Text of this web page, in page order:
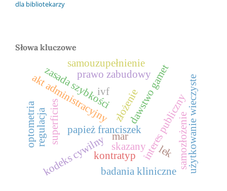
dla bibliotekarzy
Słowa kluczowe
papież franciszek
akt administracyjny
mar
ivf dawstwo gamet
interes publiczny
zasada szybkości
kodeks cywilny użytkowanie wieczyste
prawo zabudowy
superficies
samouzupełnienie
samozłożenie
złożenie
kontratyp lek
badania kliniczne
regulacja
optometria skazany